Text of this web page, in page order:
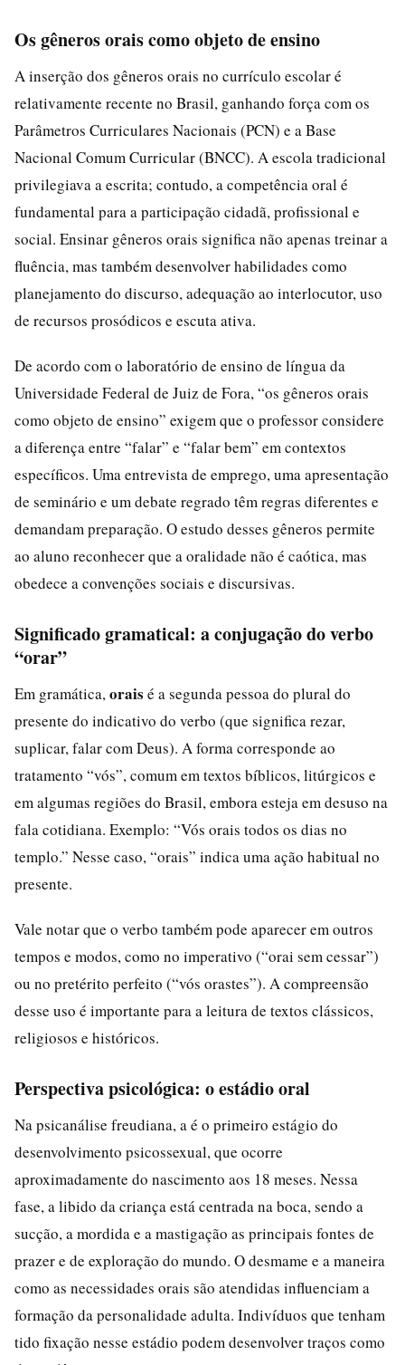
Os gêneros orais como objeto de ensino
A inserção dos gêneros orais no currículo escolar é
relativamente recente no Brasil, ganhando força com os
Parâmetros Curriculares Nacionais (PCN) e a Base
Nacional Comum Curricular (BNCC). A escola tradicional
privilegiava a escrita; contudo, a competência oral é
fundamental para a participação cidadã, profissional e
social. Ensinar gêneros orais significa não apenas treinar a
fluência, mas também desenvolver habilidades como
planejamento do discurso, adequação ao interlocutor, uso
de recursos prosódicos e escuta ativa.
De acordo com o laboratório de ensino de língua da
Universidade Federal de Juiz de Fora, “os gêneros orais
como objeto de ensino” exigem que o professor considere
a diferença entre “falar” e “falar bem” em contextos
específicos. Uma entrevista de emprego, uma apresentação
de seminário e um debate regrado têm regras diferentes e
demandam preparação. O estudo desses gêneros permite
ao aluno reconhecer que a oralidade não é caótica, mas
obedece a convenções sociais e discursivas.
Significado gramatical: a conjugação do verbo
“orar”
Em gramática, orais é a segunda pessoa do plural do
presente do indicativo do verbo (que significa rezar,
suplicar, falar com Deus). A forma corresponde ao
tratamento “vós”, comum em textos bíblicos, litúrgicos e
em algumas regiões do Brasil, embora esteja em desuso na
fala cotidiana. Exemplo: “Vós orais todos os dias no
templo.” Nesse caso, “orais” indica uma ação habitual no
presente.
Vale notar que o verbo também pode aparecer em outros
tempos e modos, como no imperativo (“orai sem cessar”)
ou no pretérito perfeito (“vós orastes”). A compreensão
desse uso é importante para a leitura de textos clássicos,
religiosos e históricos.
Perspectiva psicológica: o estádio oral
Na psicanálise freudiana, a é o primeiro estágio do
desenvolvimento psicossexual, que ocorre
aproximadamente do nascimento aos 18 meses. Nessa
fase, a libido da criança está centrada na boca, sendo a
sucção, a mordida e a mastigação as principais fontes de
prazer e de exploração do mundo. O desmame e a maneira
como as necessidades orais são atendidas influenciam a
formação da personalidade adulta. Indivíduos que tenham
tido fixação nesse estádio podem desenvolver traços como